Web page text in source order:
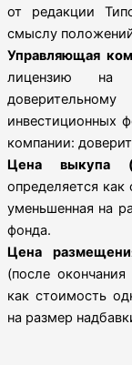
от редакции
смыслу
Управляющая
лицензию на
инвестиционных
компании:
Цена выкупа
определяется как
уменьшенная на
фонда.
Цена
(после
как стоимость
на размер